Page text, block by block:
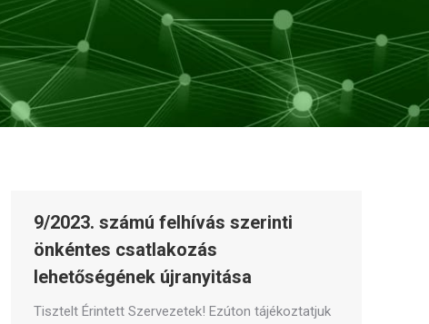
9/2023. számú felhívás szerinti
önkéntes csatlakozás
lehetőségének újranyitása
Tisztelt Érintett Szervezetek! Ezúton tájékoztatjuk